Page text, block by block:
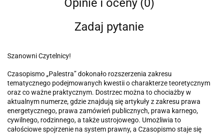
Opinie i oceny (0)
Zadaj pytanie
Szanowni Czytelnicy!
Czasopismo „Palestra” dokonało rozszerzenia zakresu
tematycznego podejmowanych kwestii o charakterze teoretycznym
oraz co ważne praktycznym. Dostrzec można to chociażby w
aktualnym numerze, gdzie znajdują się artykuły z zakresu prawa
energetycznego, prawa zamówień publicznych, prawa karnego,
cywilnego, rodzinnego, a także ustrojowego. Umożliwia to
całościowe spojrzenie na system prawny, a Czasopismo staje się